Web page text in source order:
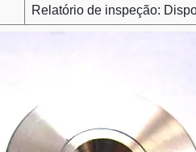
Relatório de inspeção: